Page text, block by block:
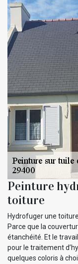
Peinture
toiture
Hydrofuger une
Parce que la
étanchéité. Et le
pour le traitement
quelques coloris à